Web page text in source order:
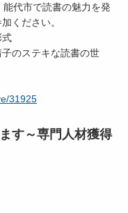
代市で読書の魅力を発
ください。
式
のステキな読書の世
31925
す～専門人材獲得